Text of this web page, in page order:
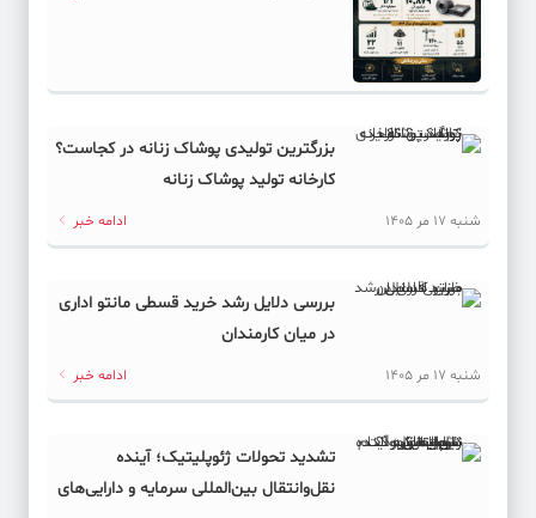
بزرگترین تولیدی پوشاک زنانه در کجاست؟
کارخانه تولید پوشاک زنانه
شنبه 17 مر 1405 ادامه خبر
بررسی دلایل رشد خرید قسطی مانتو اداری
در میان کارمندان
شنبه 17 مر 1405 ادامه خبر
تشدید تحولات ژئوپلیتیک؛ آینده
نقل‌وانتقال بین‌المللی سرمایه و دارایی‌های